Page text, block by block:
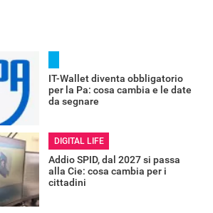
IT-Wallet diventa obbligatorio
per la Pa: cosa cambia e le date
da segnare
DIGITAL LIFE
Addio SPID, dal 2027 si passa
alla Cie: cosa cambia per i
cittadini